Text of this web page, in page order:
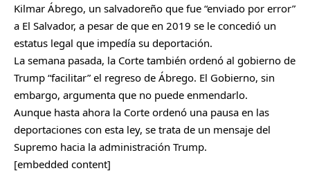
Kilmar Ábrego, un salvadoreño que fue “enviado por error”
a El Salvador, a pesar de que en 2019 se le concedió un
estatus legal que impedía su deportación.
La semana pasada, la Corte también ordenó al gobierno de
Trump “facilitar” el regreso de Ábrego. El Gobierno, sin
embargo, argumenta que no puede enmendarlo.
Aunque hasta ahora la Corte ordenó una pausa en las
deportaciones con esta ley, se trata de un mensaje del
Supremo hacia la administración Trump.
[embedded content]